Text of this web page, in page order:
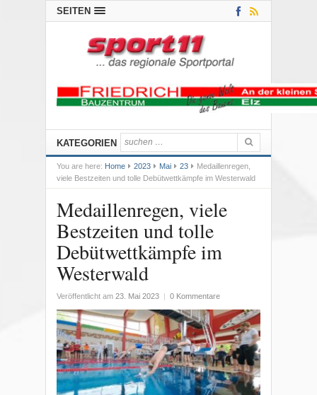
SEITEN
KATEGORIEN
You are here: Home 2023 Mai 23
Medaillenregen,
viele Bestzeiten und tolle Debütwettkämpfe im Westerwald
Medaillenregen, viele
Bestzeiten und tolle
Debütwettkämpfe im
Westerwald
Veröffentlicht am 23. Mai 2023 0 Kommentare